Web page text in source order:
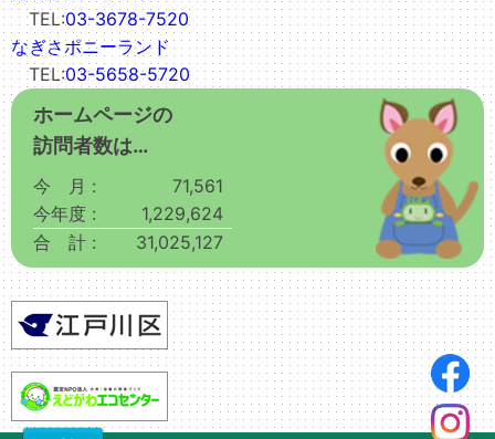
TEL:03-3678-7520
なぎさポニーランド
TEL:03-5658-5720
ホームページの
訪問者数は…
今 月 :
71,561
今年度 :
1,229,624
合 計 :
31,025,127